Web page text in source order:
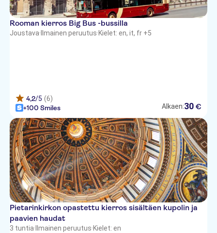
Grand Hotel Plaza
Nizza Hotel
Borromeo Hotel
Hotel Alessandrino
Gran Meliá Rome
Hotel Marc'Aurelio
Hotel Genio
Berg Luxury Hotel Rome
Hotel Columbia
Rooman kierros Big Bus -bussilla
Joustava· Ilmainen peruutus·Kielet: en, it, fr +5
4,2/5 (6)
+100 Smiles
Alkaen:30 €
Pietarinkirkon opastettu kierros sisältäen kupolin ja
paavien haudat
3 tuntia· Ilmainen peruutus·Kielet: en